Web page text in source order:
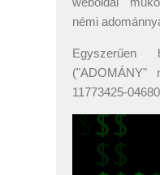
némi
Egyszerűen
("ADOMÁNY"
11773425-